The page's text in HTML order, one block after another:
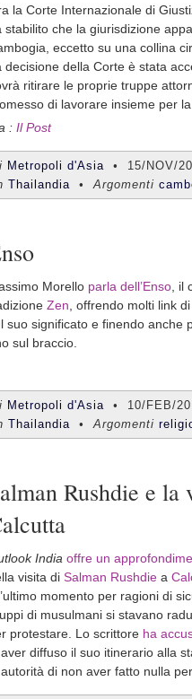
la Corte Internazionale di
stabilito che la giurisdizione
eccetto su una collina
decisione della Corte è stata
ritirare le proprie truppe
di lavorare insieme per
: Il Post
Metropoli d'Asia • 15/NOV/
Thailandia • Argomenti
Morello parla dell’Enso ,
Zen , offrendo molti link
suo significato e finendo anche
sul braccio.
Metropoli d'Asia • 10/FEB/
Thailandia • Argomenti
Rushdie e la
India offre un
visita di Salman Rushdie a
momento per ragioni di
di musulmani si stavano
protestare. Lo scrittore ha
diffuso il suo itinerario alla
di non aver fatto nulla